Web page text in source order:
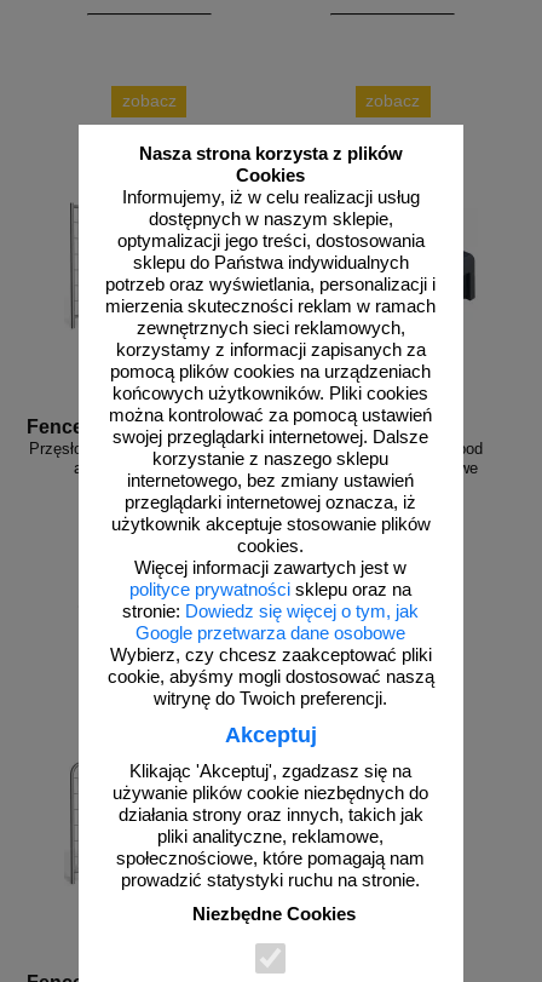
Nasza strona korzysta z plików
Cookies
Informujemy, iż w celu realizacji usług
dostępnych w naszym sklepie,
optymalizacji jego treści, dostosowania
sklepu do Państwa indywidualnych
potrzeb oraz wyświetlania, personalizacji i
mierzenia skuteczności reklam w ramach
zewnętrznych sieci reklamowych,
korzystamy z informacji zapisanych za
pomocą plików cookies na urządzeniach
końcowych użytkowników. Pliki cookies
można kontrolować za pomocą ustawień
swojej przeglądarki internetowej. Dalsze
korzystanie z naszego sklepu
internetowego, bez zmiany ustawień
przeglądarki internetowej oznacza, iż
użytkownik akceptuje stosowanie plików
cookies.
Więcej informacji zawartych jest w
polityce prywatności sklepu oraz na
stronie: Dowiedz się więcej o tym, jak
Google przetwarza dane osobowe
Wybierz, czy chcesz zaakceptować pliki
cookie, abyśmy mogli dostosować naszą
witrynę do Twoich preferencji.
Akceptuj
Klikając 'Akceptuj', zgadzasz się na
używanie plików cookie niezbędnych do
działania strony oraz innych, takich jak
pliki analityczne, reklamowe,
społecznościowe, które pomagają nam
prowadzić statystyki ruchu na stronie.
Niezbędne Cookies
zobacz zobacz
Fence A1
Przęsło ogrodzenia budowlanego -
ażurowe standardowe
od 197,57 zł
160,63 zł netto
do koszyka
Fence Base PCV
Stopa podstawa PCV pod
ogrodzenie tymczasowe
zobacz